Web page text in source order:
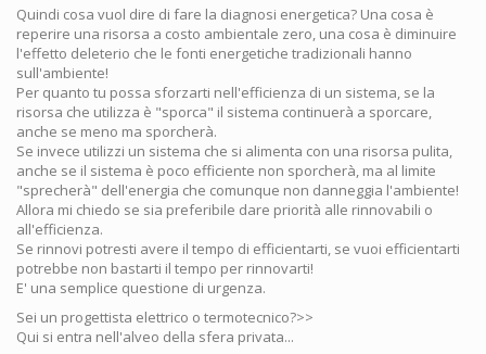
Quindi cosa vuol dire di fare la diagnosi energetica? Una cosa è
reperire una risorsa a costo ambientale zero, una cosa è diminuire
l'effetto deleterio che le fonti energetiche tradizionali hanno
sull'ambiente!
Per quanto tu possa sforzarti nell'efficienza di un sistema, se la
risorsa che utilizza è "sporca" il sistema continuerà a sporcare,
anche se meno ma sporcherà.
Se invece utilizzi un sistema che si alimenta con una risorsa pulita,
anche se il sistema è poco efficiente non sporcherà, ma al limite
"sprecherà" dell'energia che comunque non danneggia l'ambiente!
Allora mi chiedo se sia preferibile dare priorità alle rinnovabili o
all'efficienza.
Se rinnovi potresti avere il tempo di efficientarti, se vuoi efficientarti
potrebbe non bastarti il tempo per rinnovarti!
E' una semplice questione di urgenza.
Sei un progettista elettrico o termotecnico?>>
Qui si entra nell'alveo della sfera privata...